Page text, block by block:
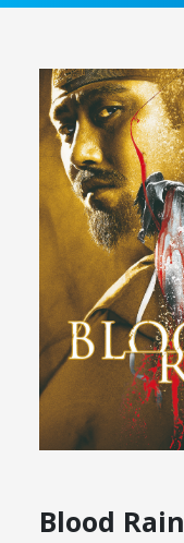
Blood Rain